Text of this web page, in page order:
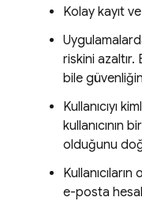
Kolay kayıt
riskini
bile
Kullanıcıyı
kullanıcının
olduğunu
e-posta